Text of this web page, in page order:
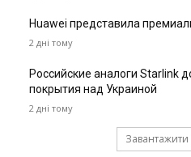
Huawei представила
2 дні тому
Российские аналоги Starlink
покрытия над Украиной
2 дні тому